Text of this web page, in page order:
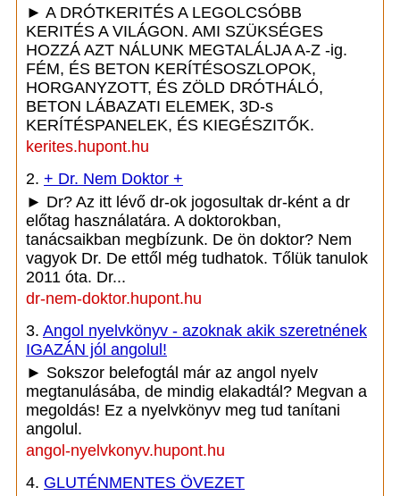
► A DRÓTKERITÉS A LEGOLCSÓBB
KERITÉS A VILÁGON. AMI SZÜKSÉGES
HOZZÁ AZT NÁLUNK MEGTALÁLJA A-Z -ig.
FÉM, ÉS BETON KERÍTÉSOSZLOPOK,
HORGANYZOTT, ÉS ZÖLD DRÓTHÁLÓ,
BETON LÁBAZATI ELEMEK, 3D-s
KERÍTÉSPANELEK, ÉS KIEGÉSZITŐK.
kerites.hupont.hu
2. + Dr. Nem Doktor +
► Dr? Az itt lévő dr-ok jogosultak dr-ként a dr
előtag használatára. A doktorokban,
tanácsaikban megbízunk. De ön doktor? Nem
vagyok Dr. De ettől még tudhatok. Tőlük tanulok
2011 óta. Dr...
dr-nem-doktor.hupont.hu
3. Angol nyelvkönyv - azoknak akik szeretnének
IGAZÁN jól angolul!
► Sokszor belefogtál már az angol nyelv
megtanulásába, de mindig elakadtál? Megvan a
megoldás! Ez a nyelvkönyv meg tud tanítani
angolul.
angol-nyelvkonyv.hupont.hu
4. GLUTÉNMENTES ÖVEZET